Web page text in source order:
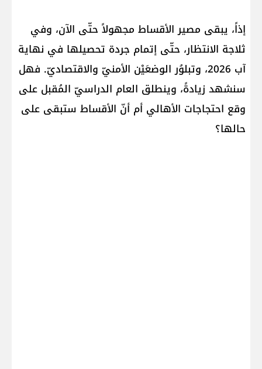
إذاً، يبقى مصير الأقساط مجهولاً حتّى الآن، وفي
ثلاجة الانتظار، حتّى إتمام جردة تحصيلها في نهاية
آب 2026، وتبلوُر الوضعَيْن الأمنيّ والاقتصاديّ. فهل
سنشهد زيادةً، وينطلق العام الدراسيّ المُقبل على
وقع احتجاجات الأهالي أم أنّ الأقساط ستبقى على
حالها؟